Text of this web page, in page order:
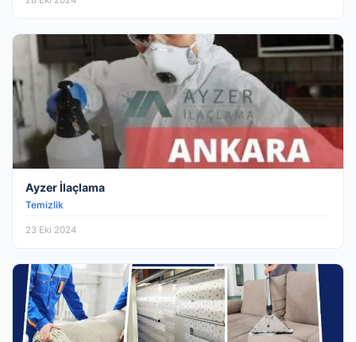
Ayzer İlaçlama
Temizlik
23 Eki 2024